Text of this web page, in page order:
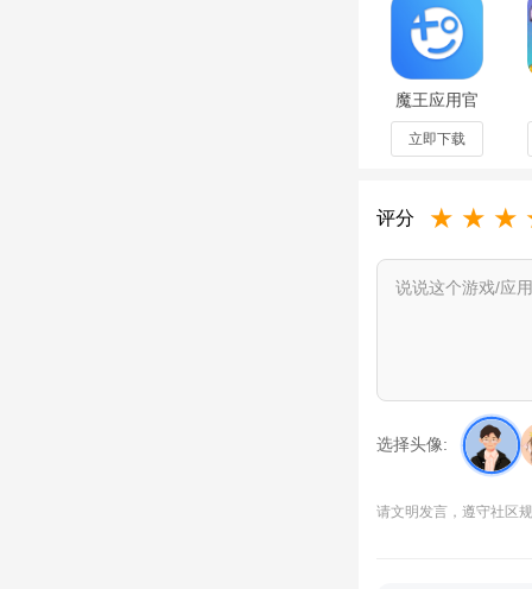
随后会直接跳转到
魔王应用官
方下载手机
版v2.0.8.0
立即下载
评分 ★ ★ ★
选择头像:
请文明发言，遵守社区